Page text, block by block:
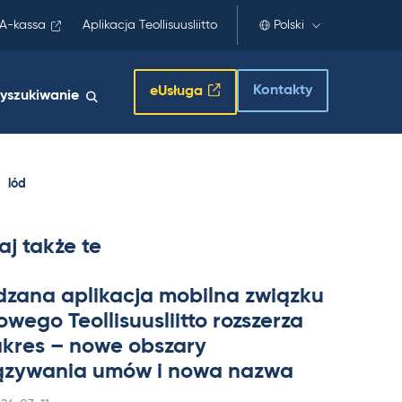
A-kassa Aplikacja Teollisuusliitto Polski
eUsługa Kontakty
lód
także te
apli­kacja mo­bilna związku
Teol­li­suus­liitto rozszerza
– nowe obszary
umów i nowa nazwa